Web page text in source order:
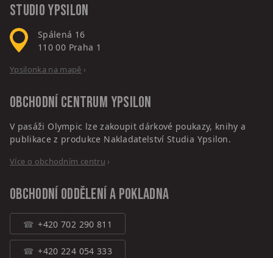
Studio Ypsilon
Spálená 16
110 00 Praha 1
Ypsilonka na mapě ›
Obchodní centrum Ypsilon
V pasáži Olympic lze zakoupit dárkové poukazy, knihy a
publikace z produkce Nakladatelství Studia Ypsilon.
Více o obchodním centru ›
Obchodní oddělení a pokladna
+420 702 290 811
+420 224 054 333